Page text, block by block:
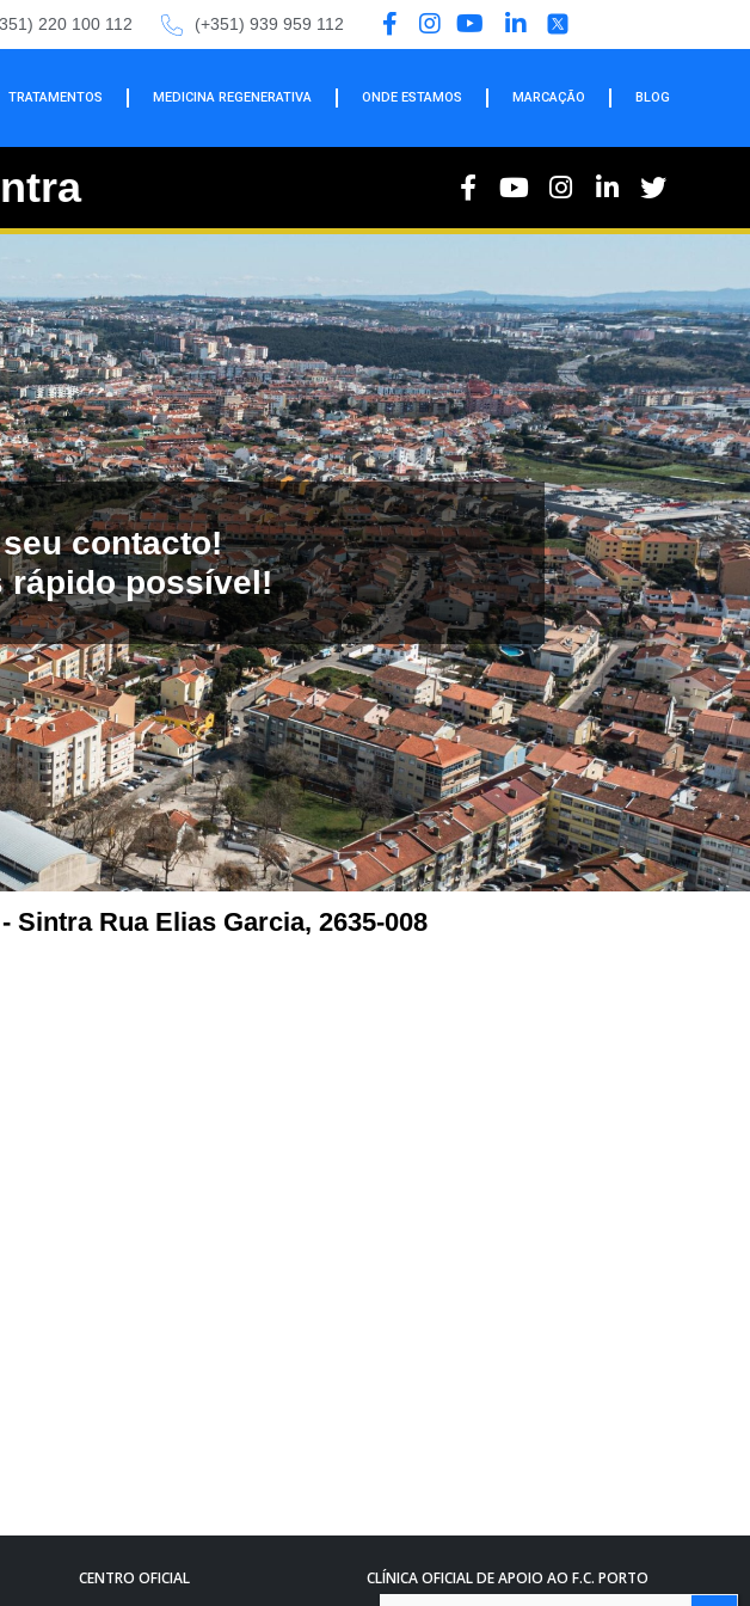
220 100 112 (+351) 939 959 112
TRATAMENTOS MEDICINA REGENERATIVA ONDE ESTAMOS MARCAÇÃO BLOG
contacto!
rápido possível!
Sintra Rua Elias Garcia, 2635-008
CENTRO OFICIAL CLÍNICA OFICIAL DE APOIO AO F.C. PORTO